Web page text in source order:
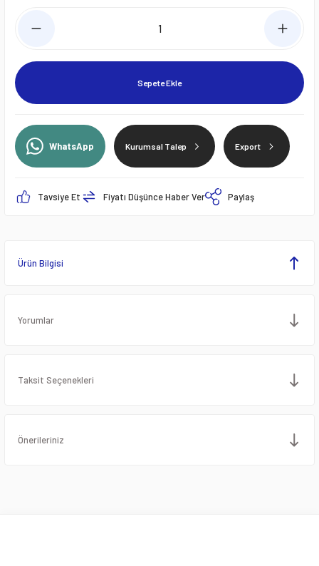
Sepete Ekle
WhatsApp Kurumsal Talep Export
Tavsiye Et Fiyatı Düşünce Haber Ver Paylaş
Ürün Bilgisi
Yorumlar
Taksit Seçenekleri
Önerileriniz